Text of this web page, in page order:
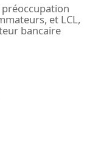
et LCL,
bancaire